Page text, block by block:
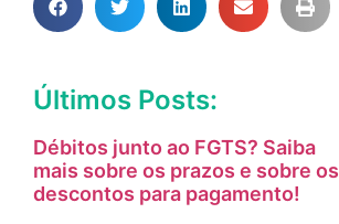
Últimos Posts:
Débitos junto ao FGTS? Saiba
mais sobre os prazos e sobre os
descontos para pagamento!